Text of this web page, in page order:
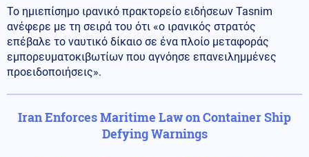
Το ημιεπίσημο ιρανικό πρακτορείο ειδήσεων Tasnim
ανέφερε με τη σειρά του ότι «ο ιρανικός στρατός
επέβαλε το ναυτικό δίκαιο σε ένα πλοίο μεταφοράς
εμπορευματοκιβωτίων που αγνόησε επανειλημμένες
προειδοποιήσεις».
Iran Enforces Maritime Law on Container Ship
Defying Warnings